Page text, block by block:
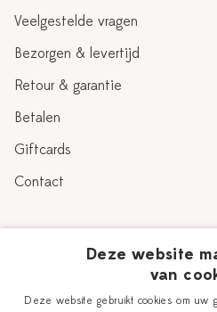
Veelgestelde vragen
Bezorgen & levertijd
Retour & garantie
Betalen
Giftcards
Contact
Deze website
van
Deze website gebruikt cookies om uw